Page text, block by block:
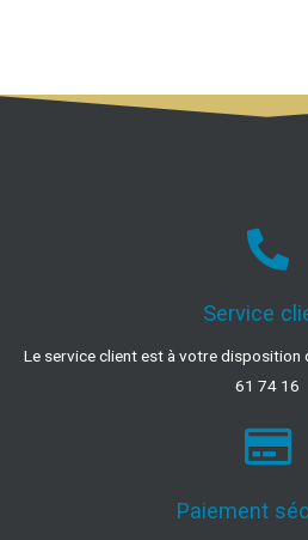
Service
Le service client est à votre disposition
61 74 16
Paiement